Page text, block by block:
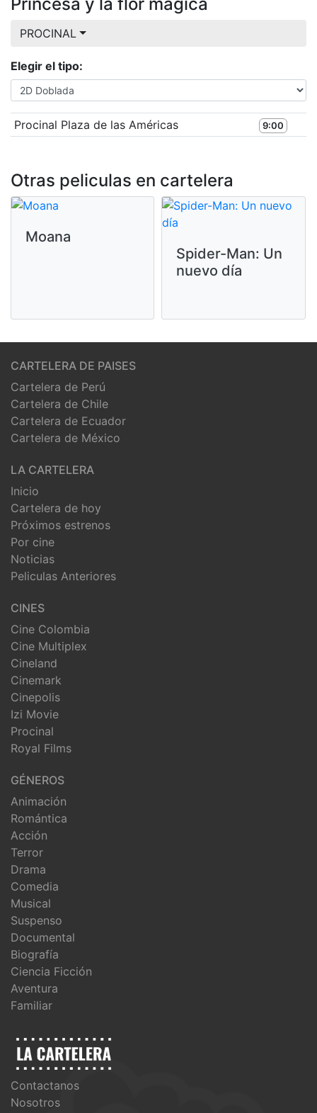
PROCINAL
Elegir el tipo:
Procinal Plaza de las Américas 9:00
Otras peliculas en cartelera
Moana
Spider-Man: Un
nuevo día
CARTELERA DE PAISES
Cartelera de Perú
Cartelera de Chile
Cartelera de Ecuador
Cartelera de México
LA CARTELERA
Inicio
Cartelera de hoy
Próximos estrenos
Por cine
Noticias
Peliculas Anteriores
CINES
Cine Colombia
Cine Multiplex
Cineland
Cinemark
Cinepolis
Izi Movie
Procinal
Royal Films
GÉNEROS
Animación
Romántica
Acción
Terror
Drama
Comedia
Musical
Suspenso
Documental
Biografía
Ciencia Ficción
Aventura
Familiar
Contactanos
Nosotros